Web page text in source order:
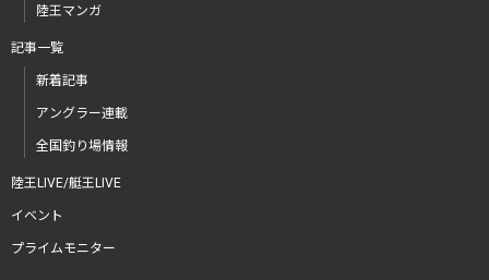
陸王マンガ
記事一覧
新着記事
アングラー連載
全国釣り場情報
陸王LIVE/艇王LIVE
イベント
プライムモニター